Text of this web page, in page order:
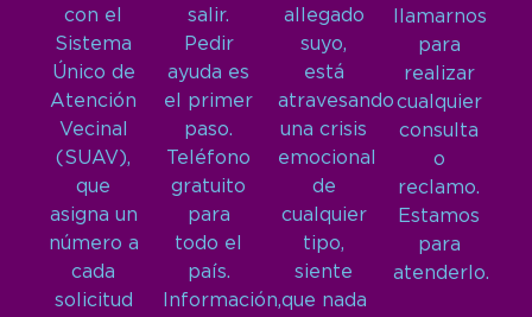
con el
Sistema
Único de
Atención
Vecinal
(SUAV),
que
asigna un
número a
cada
solicitud
salir.
Pedir
ayuda es
el primer
paso.
Teléfono
gratuito
para
todo el
país.
Información,
allegado
suyo,
está
atravesando
una crisis
emocional
de
cualquier
tipo,
siente
que nada
llamarnos
para
realizar
cualquier
consulta
o
reclamo.
Estamos
para
atenderlo.